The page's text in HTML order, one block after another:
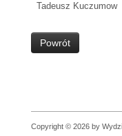
Tadeusz Kuczumow
Powrót
Copyright © 2026 by